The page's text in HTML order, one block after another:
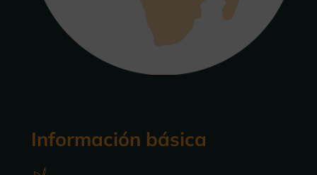
Información básica